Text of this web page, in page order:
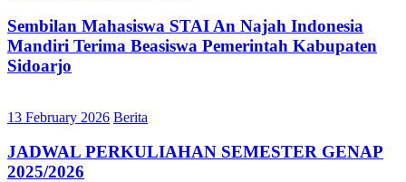
Sembilan Mahasiswa STAI An Najah Indonesia
Mandiri Terima Beasiswa Pemerintah Kabupaten
Sidoarjo
13 February 2026 Berita
JADWAL PERKULIAHAN SEMESTER GENAP
2025/2026